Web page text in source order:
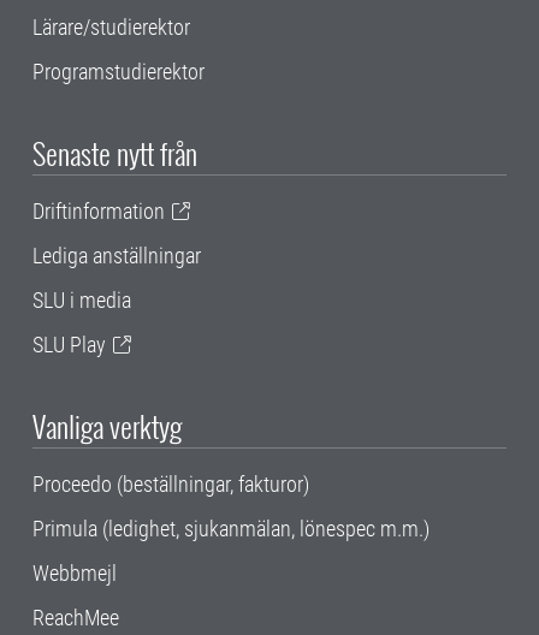
Lärare/studierektor
Programstudierektor
Senaste nytt från
Driftinformation
Lediga anställningar
SLU i media
SLU Play
Vanliga verktyg
Proceedo (beställningar, fakturor)
Primula (ledighet, sjukanmälan, lönespec m.m.)
Webbmejl
ReachMee